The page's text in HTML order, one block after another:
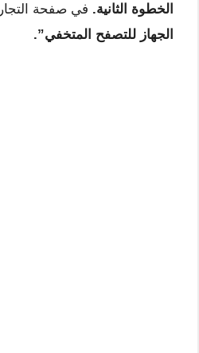
الخطوة الثانية. في صفحة
الجهاز للتصفح المتخفي”.